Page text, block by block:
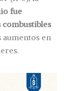
fue
aumentos en